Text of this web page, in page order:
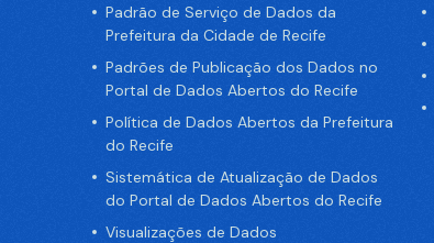
Padrão de Serviço de Dados da
Prefeitura da Cidade de Recife
Padrões de Publicação dos Dados no
Portal de Dados Abertos do Recife
Política de Dados Abertos da Prefeitura
do Recife
Sistemática de Atualização de Dados
do Portal de Dados Abertos do Recife
Visualizações de Dados